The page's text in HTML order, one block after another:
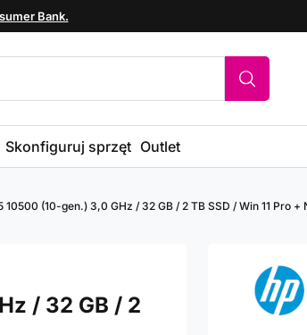
Bank.
Skonfiguruj sprzęt Outlet
(10-gen.) 3,0 GHz / 32 GB / 2 TB SSD / Win 11 Pro
/ 32 GB / 2